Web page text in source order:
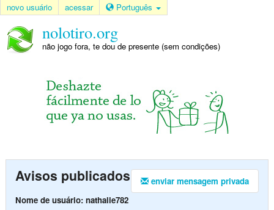
novo usuário acessar Português
nolotiro.org
não jogo fora, te dou de presente (sem condições)
enviar mensagem privada
Avisos publicados
Nome de usuário: nathalie782